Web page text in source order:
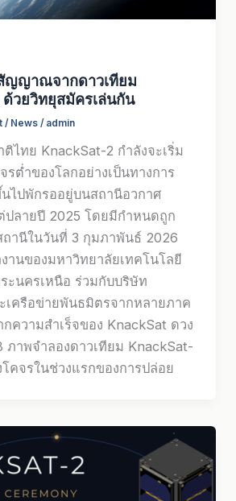
ญญาณจากดาวเทียม
วยวิทยุสมัครเล่นกัน
/ News/ admin
ไทย KnackSat-2 กำลังจะเริ่ม
รต่ำของโลกอย่างเป็นทางการ
ไปพักรออยู่บนสถานีอวกาศ
ปลายปี 2025 โดยมีกำหนดถูก
านีในวันที่ 3 กุมภาพันธ์ 2026
านของมหาวิทยาลัยเทคโนโลยี
ะนครเหนือ ร่วมกับบริษัท
เครือข่ายพันธมิตรจากหลายภาค
ความสำเร็จของ KnackSat ดวง
ภาพจำลองดาวเทียม KnackSat-
คจรในช่วงแรกของการปล่อย